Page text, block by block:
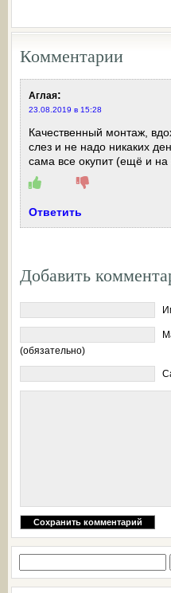
Комментарии
Аглая:
23.08.2019 в 15:28
Качественный монтаж,
слез и не надо никаких
сама все окупит (ещё и на
Ответить
Добавить
(обязательно)